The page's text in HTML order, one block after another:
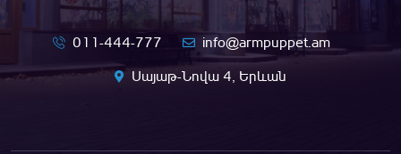
011-444-777
info@armpuppet.am
Սայաթ-Նովա 4, Երևան